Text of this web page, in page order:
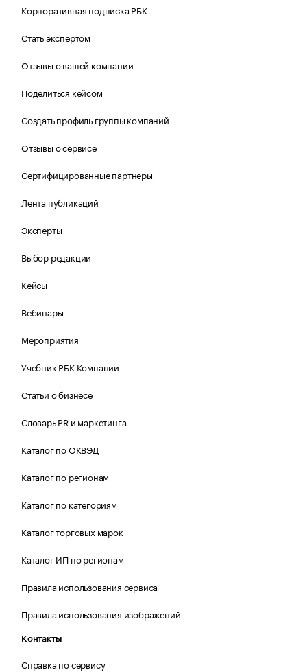
Корпоративная подписка РБК
Стать экспертом
Отзывы о вашей компании
Поделиться кейсом
Создать профиль группы компаний
Отзывы о сервисе
Сертифицированные партнеры
Лента публикаций
Эксперты
Выбор редакции
Кейсы
Вебинары
Мероприятия
Учебник РБК Компании
Статьи о бизнесе
Словарь PR и маркетинга
Каталог по ОКВЭД
Каталог по регионам
Каталог по категориям
Каталог торговых марок
Каталог ИП по регионам
Правила использования сервиса
Правила использования изображений
Контакты
Справка по сервису